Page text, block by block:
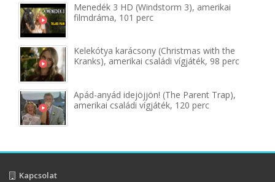
Menedék 3 HD (Windstorm 3), amerikai
filmdráma, 101 perc
Kelekótya karácsony (Christmas with the
Kranks), amerikai családi vígjáték, 98 perc
Apád-anyád idejöjjön! (The Parent Trap),
amerikai családi vígjáték, 120 perc
Kapcsolat